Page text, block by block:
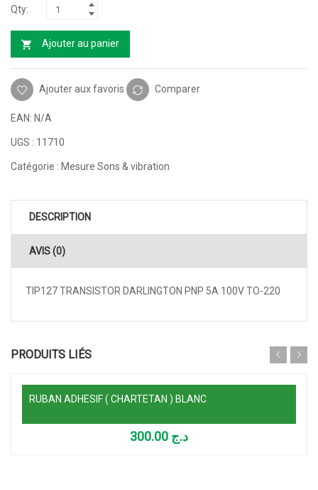
Ajouter au panier
Ajouter aux favoris Comparer
EAN: N/A
UGS : 11710
Catégorie : Mesure Sons & vibration
DESCRIPTION
AVIS (0)
TIP127 TRANSISTOR DARLINGTON PNP 5A 100V TO-220
PRODUITS LIÉS
RUBAN ADHESIF ( CHARTETAN ) BLANC
د.ج